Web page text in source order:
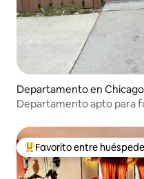
Departamento en Chicago
Departamento apto para
Favorito entre los
Favorito entre